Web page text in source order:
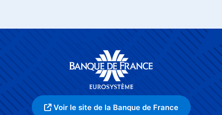
Voir le site de la Banque de France